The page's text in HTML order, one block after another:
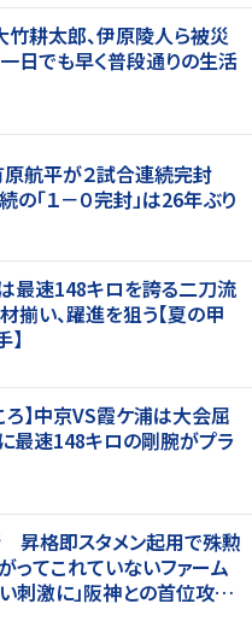
竹耕太郎、伊原陵人ら被災
日でも早く普段通りの生活
原航平が２試合連続完封
の「１－０完封」は26年ぶり
最速148キロを誇る二刀流
揃い、躍進を狙う【夏の甲
ろ】中京VS霞ケ浦は大会屈
最速148キロの剛腕がプラ
昇格即スタメン起用で殊勲
ってこれていないファーム
刺激に」阪神との首位攻防
勝ち越しを」